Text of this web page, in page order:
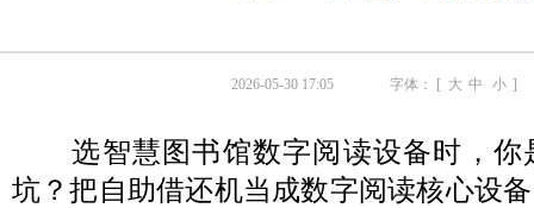
2026-05-30 17:05 字体： [ 大 中 小 ]
选智慧图书馆数字阅读设备时，你
坑？把自助借还机当成数字阅读核心设